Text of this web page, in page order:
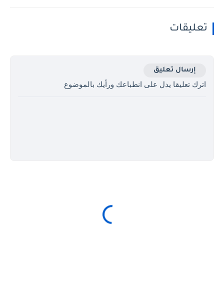
تعليقات
إرسال تعليق
اترك تعليقا يدل على انطباعك ورأيك بالموضوع